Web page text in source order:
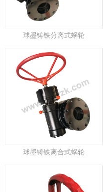
球墨铸铁分离式蜗轮
球墨铸铁离合式蜗轮